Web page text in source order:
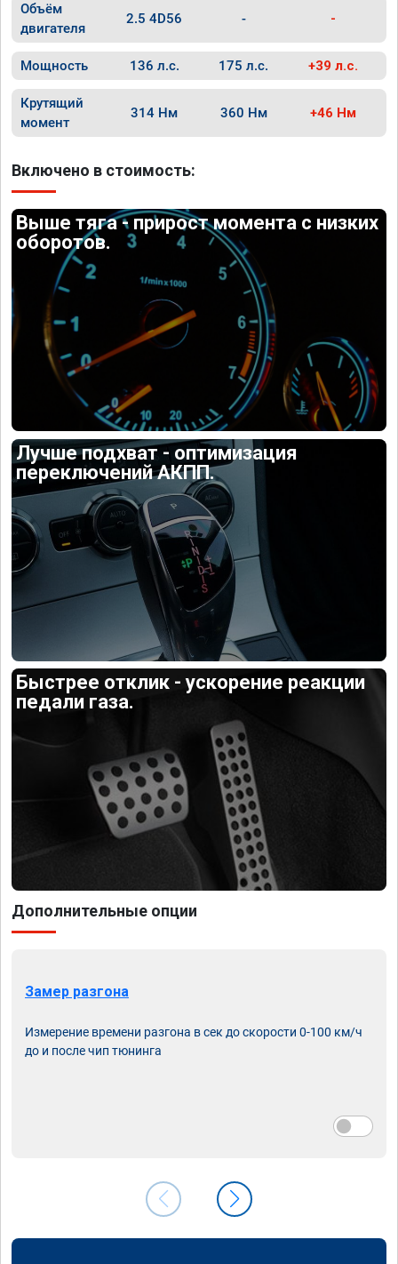
Объём
двигателя
2.5 4D56 - -
Мощность 136 л.с. 175 л.с. +39 л.с.
Крутящий
момент
314 Нм 360 Нм +46 Нм
Включено в стоимость:
Выше тяга - прирост момента с низких
оборотов.
Лучше подхват - оптимизация
переключений АКПП.
Быстрее отклик - ускорение реакции
педали газа.
Дополнительные опции
Замер разгона
Измерение времени разгона в сек до скорости 0-100 км/ч
до и после чип тюнинга